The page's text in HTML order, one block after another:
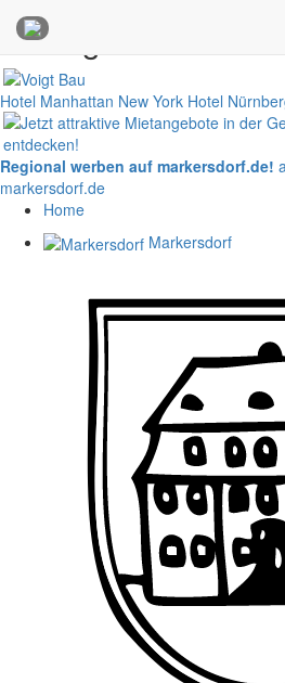
Anzeigen
Hotel Manhattan New York Hotel
Regional werben auf markersdorf.de!
markersdorf.de
Home
Markersdorf